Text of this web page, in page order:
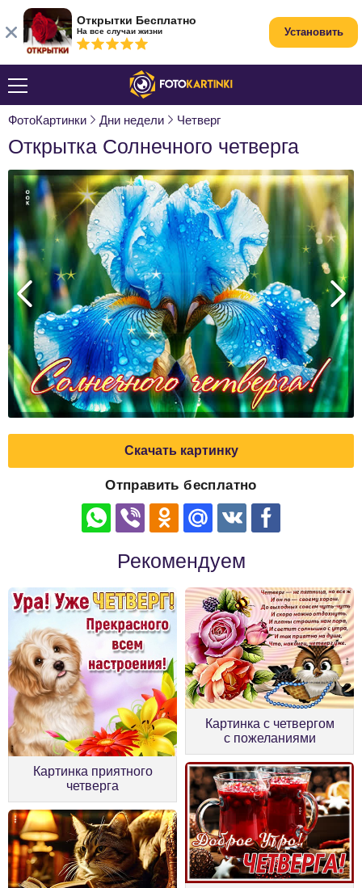
ФотоКартинки Дни недели Четверг
Открытка Солнечного четверга
Скачать картинку
Отправить бесплатно
Рекомендуем
Картинка приятного
четверга
Картинка с четвергом
с пожеланиями
Открытки Бесплатно
На все случаи жизни Установить